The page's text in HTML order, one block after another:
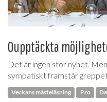
Oupptäckta
Det är ingen stor nyhet.
sympatiskt framstår
Veckans måsteläsning Pro